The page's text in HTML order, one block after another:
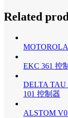
Related
EKC 361 控
DELTA TAU
101 控制器
ALSTOM